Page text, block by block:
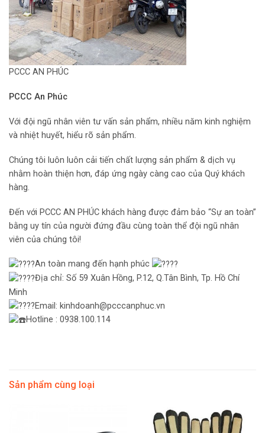
PCCC AN PHÚC
PCCC An Phúc
Với đội ngũ nhân viên tư vấn sản phẩm, nhiều năm kinh nghiệm
và nhiệt huyết, hiểu rõ sản phẩm.
Chúng tôi luôn luôn cải tiến chất lượng sản phẩm & dịch vụ
nhằm hoàn thiện hơn, đáp ứng ngày càng cao của Quý khách
hàng.
Đến với PCCC AN PHÚC khách hàng được đảm bảo “Sự an toàn”
bằng uy tín của người đứng đầu cùng toàn thể đội ngũ nhân
viên của chúng tôi!
An toàn mang đến hạnh phúc
Địa chỉ: Số 59 Xuân Hồng, P.12, Q.Tân Bình, Tp. Hồ Chí
Minh
Email: kinhdoanh@pcccanphuc.vn
Hotline : 0938.100.114
Sản phẩm cùng loại